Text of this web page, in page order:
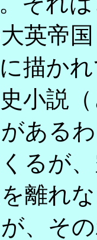
英帝
描か
小説
ある
るが
離れ
、そ